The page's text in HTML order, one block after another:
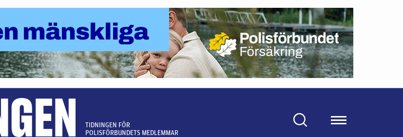
TIDNINGEN FÖR
POLISFÖRBUNDETS MEDLEMMAR